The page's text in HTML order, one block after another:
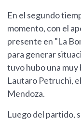
En el segundo
momento, con el
presente en "La
para generar
tuvo hubo una
Lautaro Petruchi,
Mendoza.
Luego del partido,